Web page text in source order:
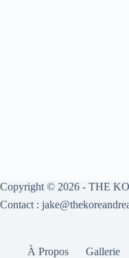
Copyright © 2026 - THE
Contact :
À Propos Gallerie